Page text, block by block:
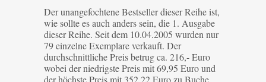
Der unangefochtene Bestseller dieser Reihe ist,
wie sollte es auch anders sein, die 1. Ausgabe
dieser Reihe. Seit dem 10.04.2005 wurden nur
79 einzelne Exemplare verkauft. Der
durchschnittliche Preis betrug ca. 216,- Euro
wobei der niedrigste Preis mit 69,95 Euro und
der höchste Preis mit 352,22 Euro zu Buche